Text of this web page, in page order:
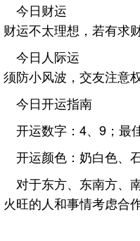
今日财运
财运不太理想，若有求
今日人际运
须防小风波，交友注意权
今日开运指南
开运数字：4、9；最
开运颜色：奶白色、
对于东方、东南方、
火旺的人和事情考虑合